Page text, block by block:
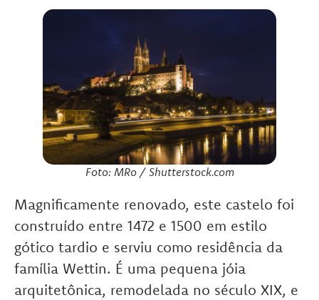
Foto: MRo / Shutterstock.com
Magnificamente renovado, este castelo foi
construído entre 1472 e 1500 em estilo
gótico tardio e serviu como residência da
família Wettin. É uma pequena jóia
arquitetônica, remodelada no século XIX, e